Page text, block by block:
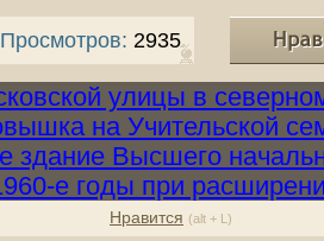
Просмотров: 2935
Нравится (alt + L)